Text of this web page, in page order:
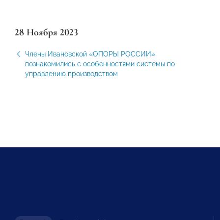
28 Ноября 2023
Члены Ивановской «ОПОРЫ РОССИИ»
познакомились с особенностями системы по
управлению производством